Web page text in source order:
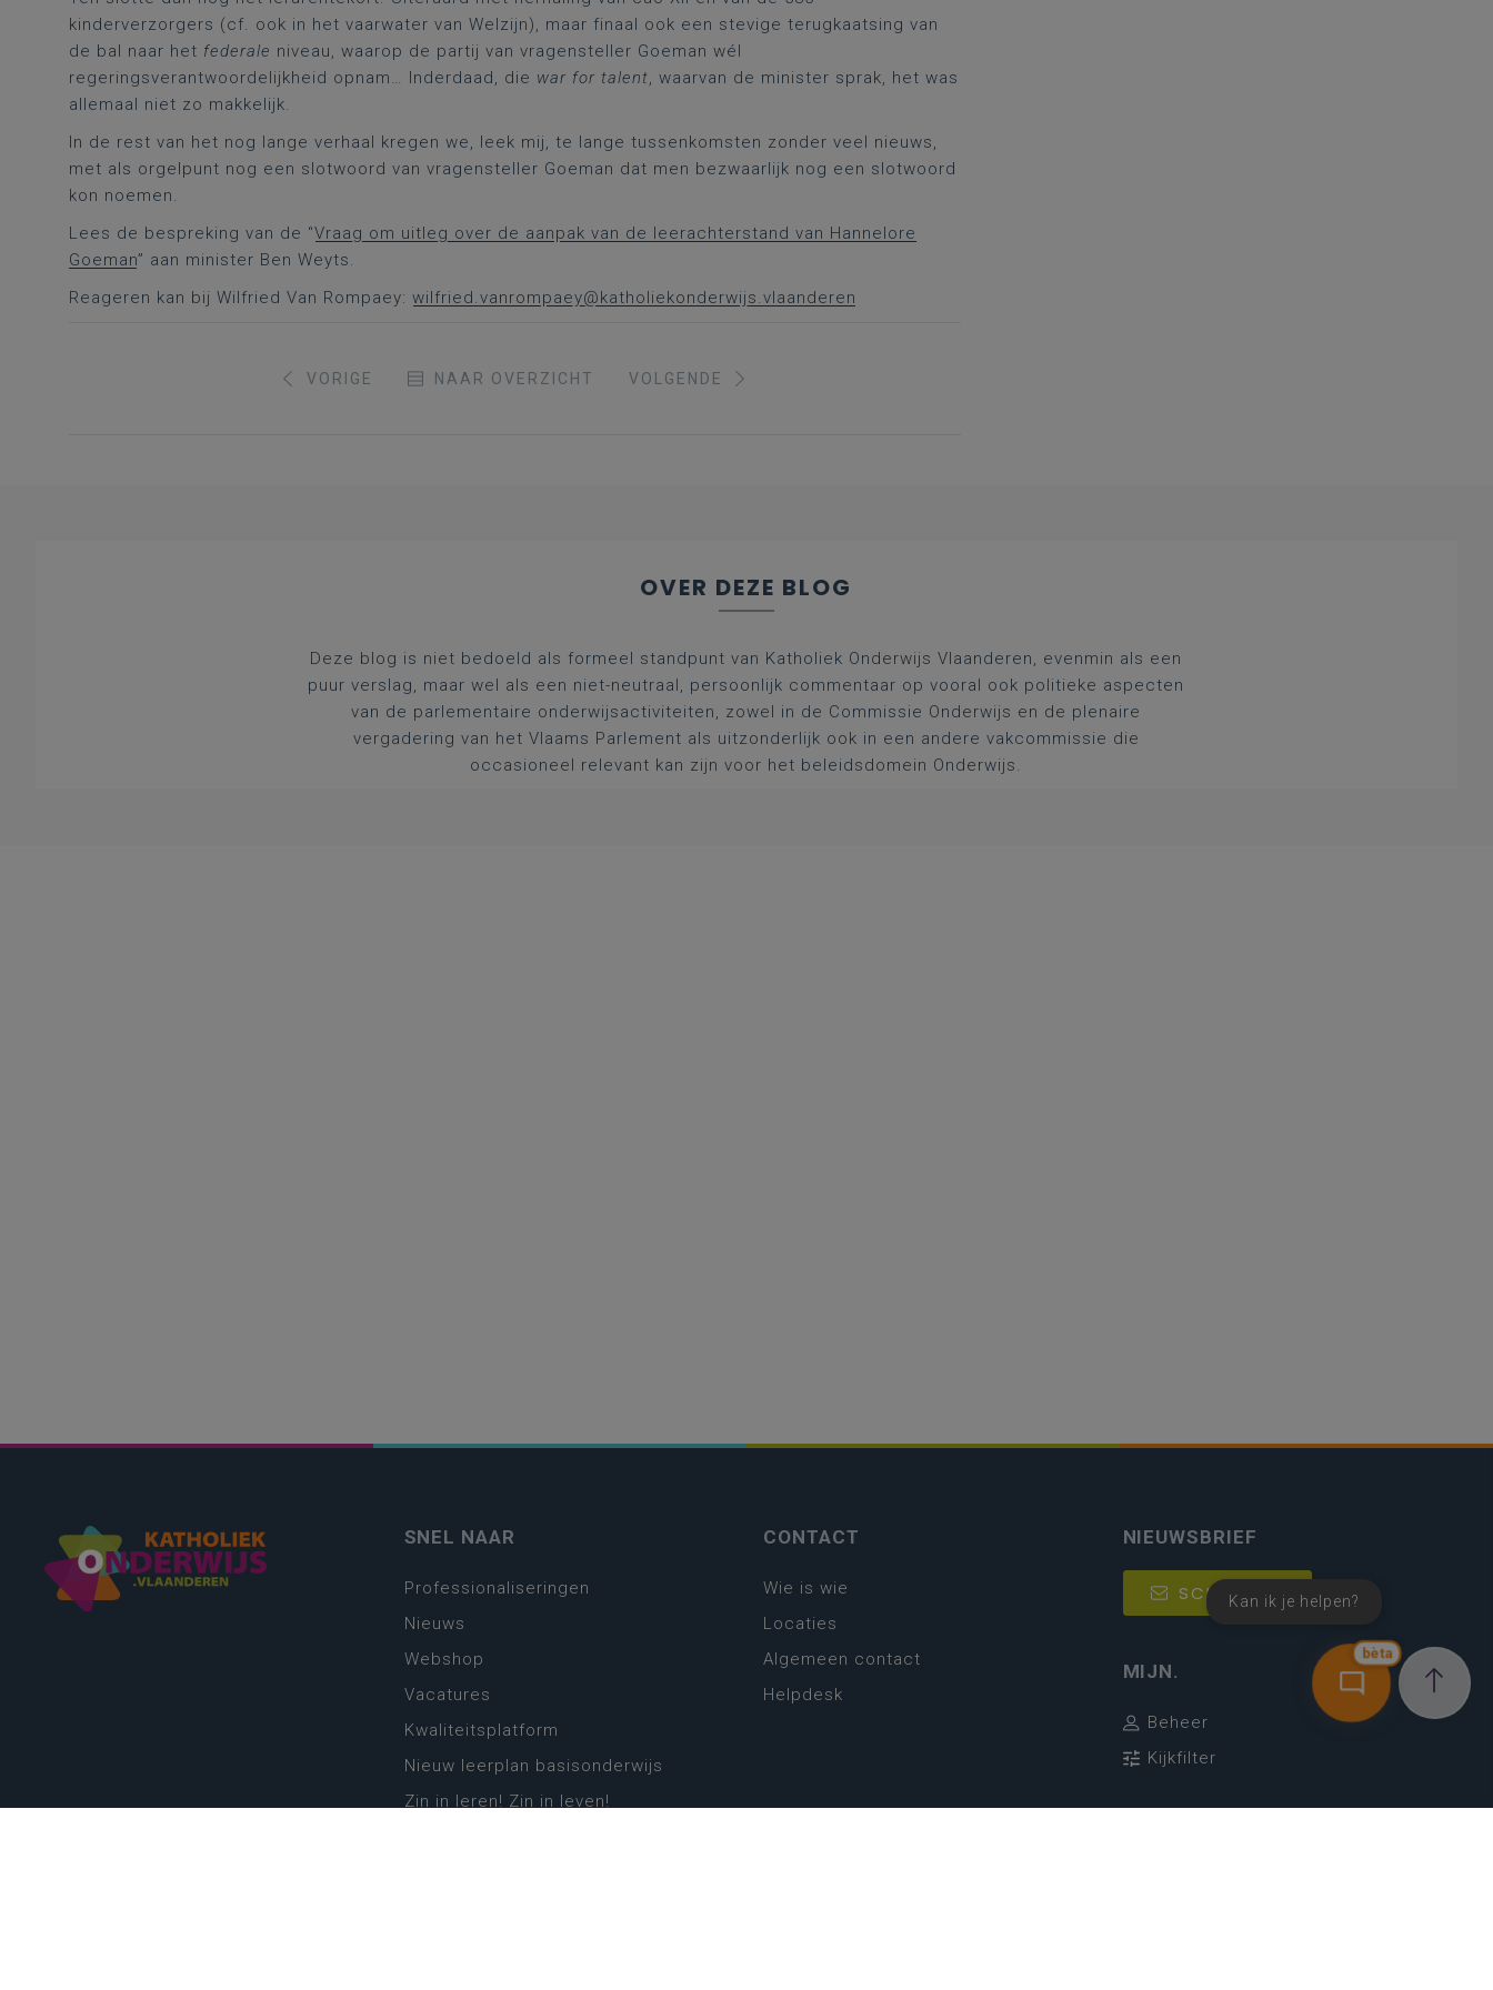
kinderverzorgers (cf. ook in het vaarwater van Welzijn), maar finaal ook een stevige terugkaatsing van
de bal naar het federale niveau, waarop de partij van vragensteller Goeman wél
regeringsverantwoordelijkheid opnam… Inderdaad, die war for talent, waarvan de minister sprak, het was
allemaal niet zo makkelijk.
In de rest van het nog lange verhaal kregen we, leek mij, te lange tussenkomsten zonder veel nieuws,
met als orgelpunt nog een slotwoord van vragensteller Goeman dat men bezwaarlijk nog een slotwoord
kon noemen.
Lees de bespreking van de “Vraag om uitleg over de aanpak van de leerachterstand van Hannelore
Goeman” aan minister Ben Weyts.
Reageren kan bij Wilfried Van Rompaey: wilfried.vanrompaey@katholiekonderwijs.vlaanderen
VORIGE NAAR OVERZICHT VOLGENDE
OVER DEZE BLOG
Deze blog is niet bedoeld als formeel standpunt van Katholiek Onderwijs Vlaanderen, evenmin als een
puur verslag, maar wel als een niet-neutraal, persoonlijk commentaar op vooral ook politieke aspecten
van de parlementaire onderwijsactiviteiten, zowel in de Commissie Onderwijs en de plenaire
vergadering van het Vlaams Parlement als uitzonderlijk ook in een andere vakcommissie die
occasioneel relevant kan zijn voor het beleidsdomein Onderwijs.
bèta
Kan ik je helpen?
SNEL NAAR
Professionaliseringen
Nieuws
Webshop
Vacatures
Kwaliteitsplatform
Nieuw leerplan basisonderwijs
Zin in leren! Zin in leven!
CONTACT
Wie is wie
Locaties
Algemeen contact
Helpdesk
NIEUWSBRIEF
SCHRIJF IN
MIJN.
Beheer
Kijkfilter